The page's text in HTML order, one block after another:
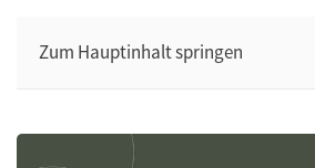
Zum Hauptinhalt springen